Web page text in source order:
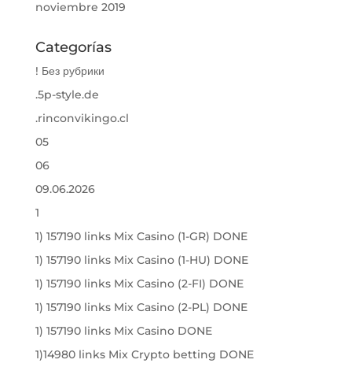
noviembre 2019
Categorías
! Без рубрики
.5p-style.de
.rinconvikingo.cl
05
06
09.06.2026
1
1) 157190 links Mix Casino (1-GR) DONE
1) 157190 links Mix Casino (1-HU) DONE
1) 157190 links Mix Casino (2-FI) DONE
1) 157190 links Mix Casino (2-PL) DONE
1) 157190 links Mix Casino DONE
1)14980 links Mix Crypto betting DONE